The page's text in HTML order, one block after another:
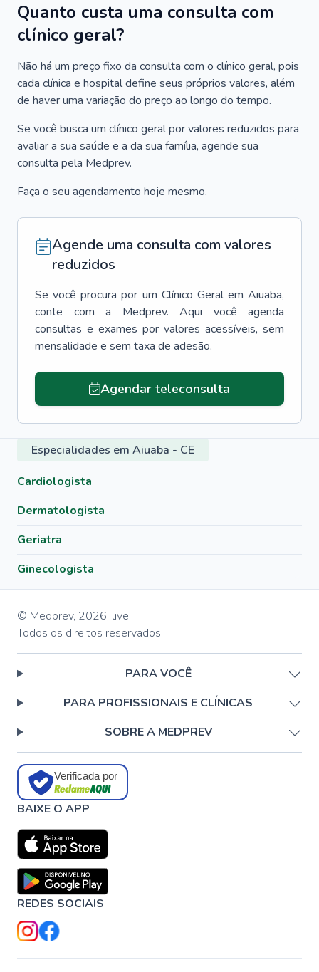
Quanto custa uma consulta com
clínico geral?
Não há um preço fixo da consulta com o clínico geral, pois
cada clínica e hospital define seus próprios valores, além
de haver uma variação do preço ao longo do tempo.
Se você busca um clínico geral por valores reduzidos para
avaliar a sua saúde e a da sua família, agende sua
consulta pela Medprev.
Faça o seu agendamento hoje mesmo.
Agende uma consulta com valores
reduzidos
Se você procura por um Clínico Geral em Aiuaba,
conte com a Medprev. Aqui você agenda
consultas e exames por valores acessíveis, sem
mensalidade e sem taxa de adesão.
Agendar teleconsulta
Especialidades em Aiuaba - CE
Cardiologista
Dermatologista
Geriatra
Ginecologista
© Medprev, 2026, live
Todos os direitos reservados
PARA VOCÊ
PARA PROFISSIONAIS E CLÍNICAS
SOBRE A MEDPREV
Verificada por
BAIXE O APP
REDES SOCIAIS